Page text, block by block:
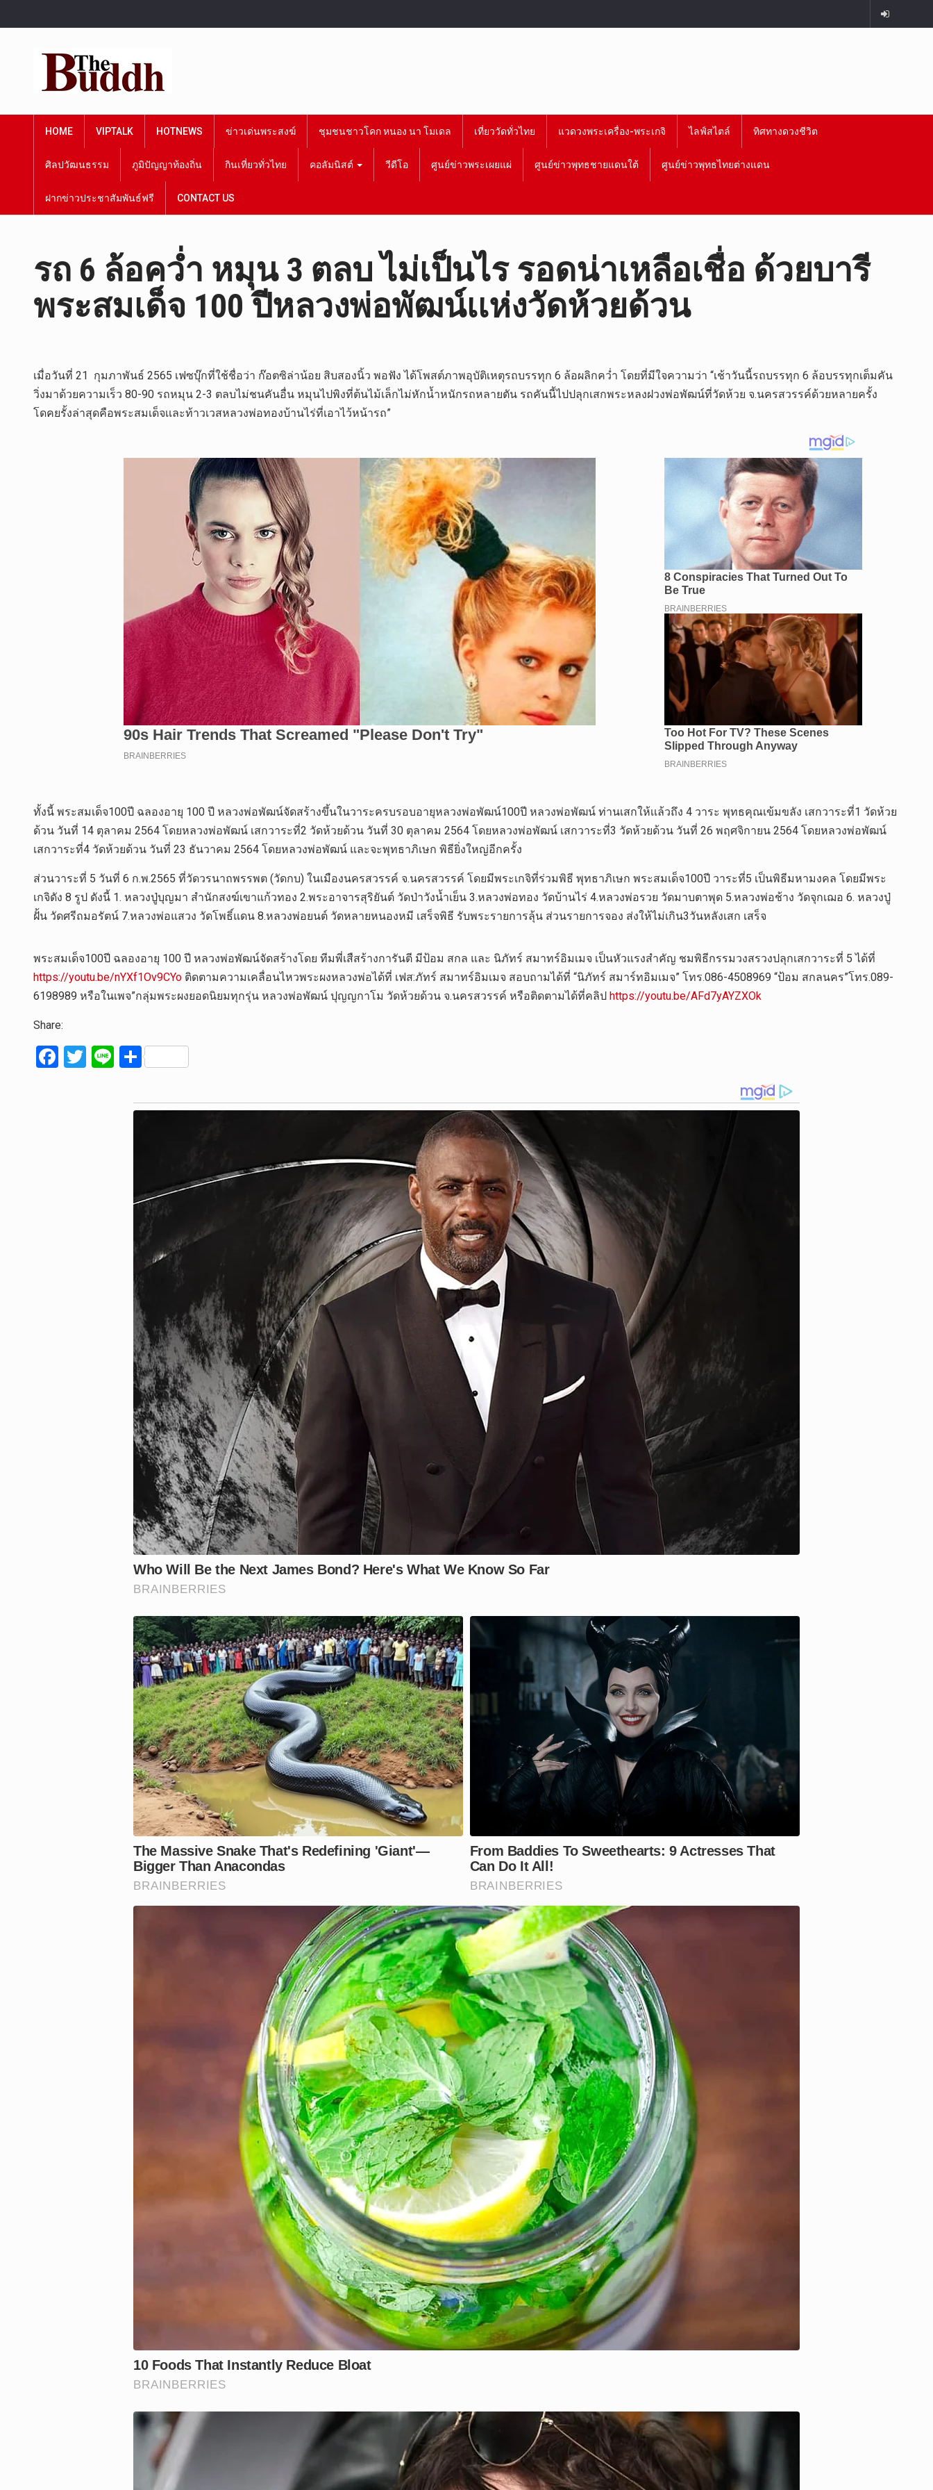
HOME VIPTALK HOTNEWS ข่าวเด่นพระสงฆ์ ชุมชนชาวโคก หนอง นา โมเดล เที่ยววัดทั่วไทย แวดวงพระเครื่อง-พระเกจิ ไลฟ์สไตล์ ทิศทางดวงชีวิต
ศิลปวัฒนธรรม ภูมิปัญญาท้องถิ่น กินเที่ยวทั่วไทย คอลัมนิสต์ วีดีโอ ศูนย์ข่าวพระเผยแผ่ ศูนย์ข่าวพุทธชายแดนใต้ ศูนย์ข่าวพุทธไทยต่างแดน
ฝากข่าวประชาสัมพันธ์ฟรี CONTACT US
รถ 6 ล้อคว่ำ หมุน 3 ตลบ ไม่เป็นไร รอดน่าเหลือเชื่อ ด้วยบารี
พระสมเด็จ 100 ปีหลวงพ่อพัฒน์เเห่งวัดห้วยด้วน
เมื่อวันที่ 21 กุมภาพันธ์ 2565 เฟซบุ๊กที่ใช้ชื่อว่า ก๊อตซิล่าน้อย สิบสองนิ้ว พอฟัง ได้โพสต์ภาพอุบัติเหตุรถบรรทุก 6 ล้อผลิกคว่ำ โดยที่มีใจความว่า “เช้าวันนี้รถบรรทุก 6 ล้อบรรทุกเต็มคัน
วิ่งมาด้วยความเร็ว 80-90 รถหมุน 2-3 ตลบไม่ชนคันอื่น หมุนไปพิงที่ต้นไม้เล็กไม่หักน้ำหนักรถหลายตัน รถคันนี้ไปปลุกเสกพระหลงฝวงพ่อพัฒน์ที่วัดห้วย จ.นครสวรรค์ด้วยหลายครั้ง
โดคยรั้งล่าสุดคือพระสมเด็จเเละท้าวเวสหลวงพ่อทองบ้านไร่ที่เอาไว้หน้ารถ”
ทั้งนี้ พระสมเด็จ100ปี ฉลองอายุ 100 ปี หลวงพ่อพัฒน์จัดสร้างขึ้นในวาระครบรอบอายุหลวงพ่อพัฒน์100ปี หลวงพ่อพัฒน์ ท่านเสกให้เเล้วถึง 4 วาระ พุทธคุณเข้มขลัง เสกวาระที่1 วัดห้วย
ด้วน วันที่ 14 ตุลาคม 2564 โดยหลวงพ่อพัฒน์ เสกวาระที่2 วัดห้วยด้วน วันที่ 30 ตุลาคม 2564 โดยหลวงพ่อพัฒน์ เสกวาระที่3 วัดห้วยด้วน วันที่ 26 พฤศจิกายน 2564 โดยหลวงพ่อพัฒน์
เสกวาระที่4 วัดห้วยด้วน วันที่ 23 ธันวาคม 2564 โดยหลวงพ่อพัฒน์ และจะพุทธาภิเษก พิธียิ่งใหญ่อีกครั้ง
ส่วนวาระที่ 5 วันที่ 6 ก.พ.2565 ที่วัดวรนาถพรรพต (วัดกบ) ในเมืองนครสวรรค์ จ.นครสวรรค์ โดยมีพระเกจิที่ร่วมพิธี พุทธาภิเษก พระสมเด็จ100ปี วาระที่5 เป็นพิธีมหามงคล โดยมีพระ
เกจิดัง 8 รูป ดังนี้ 1. หลวงปู่บุญมา สำนักสงฆ์เขาแก้วทอง 2.พระอาจารสุริยันต์ วัดป่าวังน้ำเย็น 3.หลวงพ่อทอง วัดบ้านไร่ 4.หลวงพ่อรวย วัดมาบตาพุด 5.หลวงพ่อช้าง วัดจุกเฌอ 6. หลวงปู่
ฝั้น วัดศรีถมอรัตน์ 7.หลวงพ่อแสวง วัดโพธิ์แดน 8.หลวงพ่อยนต์ วัดหลายหนองหมี เสร็จพิธี รับพระรายการลุ้น ส่วนรายการจอง ส่งให้ไม่เกิน3วันหลังเสก เสร็จ
พระสมเด็จ100ปี ฉลองอายุ 100 ปี หลวงพ่อพัฒน์จัดสร้างโดย ทีมพี่เสืสร้างการันตี มีป้อม สกล และ นิภัทร์ สมาทร์อิมเมจ เป็นหัวแรงสำคัญ ชมพิธีกรรมวงสรวงปลุกเสกวาระที่ 5 ได้ที่
https://youtu.be/nYXf1Ov9CYo ติดตามความเคลื่อนไหวพระผงหลวงพ่อได้ที่ เฟส:ภัทร์ สมาทร์อิมเมจ สอบถามได้ที่ “นิภัทร์ สมาร์ทอิมเมจ” โทร.086-4508969 “ป้อม สกลนคร”โทร.089-
6198989 หรือในเพจ”กลุ่มพระผงยอดนิยมทุกรุ่น หลวงพ่อพัฒน์ ปุญญกาโม วัดห้วยด้วน จ.นครสวรรค์ หรือติดตามได้ที่คลิป https://youtu.be/AFd7yAYZXOk
Share:
F
T
Li S
ar